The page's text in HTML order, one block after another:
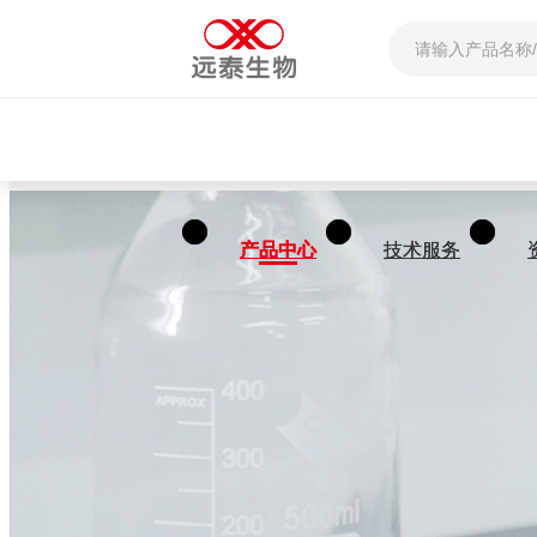
产品中心 技术服务
产品中心 技术服务